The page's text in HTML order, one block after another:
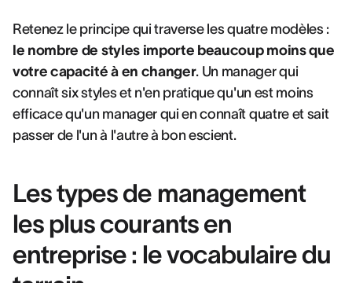
Retenez le principe qui traverse les quatre modèles :
le nombre de styles importe beaucoup moins que
votre capacité à en changer. Un manager qui
connaît six styles et n'en pratique qu'un est moins
efficace qu'un manager qui en connaît quatre et sait
passer de l'un à l'autre à bon escient.
Les types de management
les plus courants en
entreprise : le vocabulaire du